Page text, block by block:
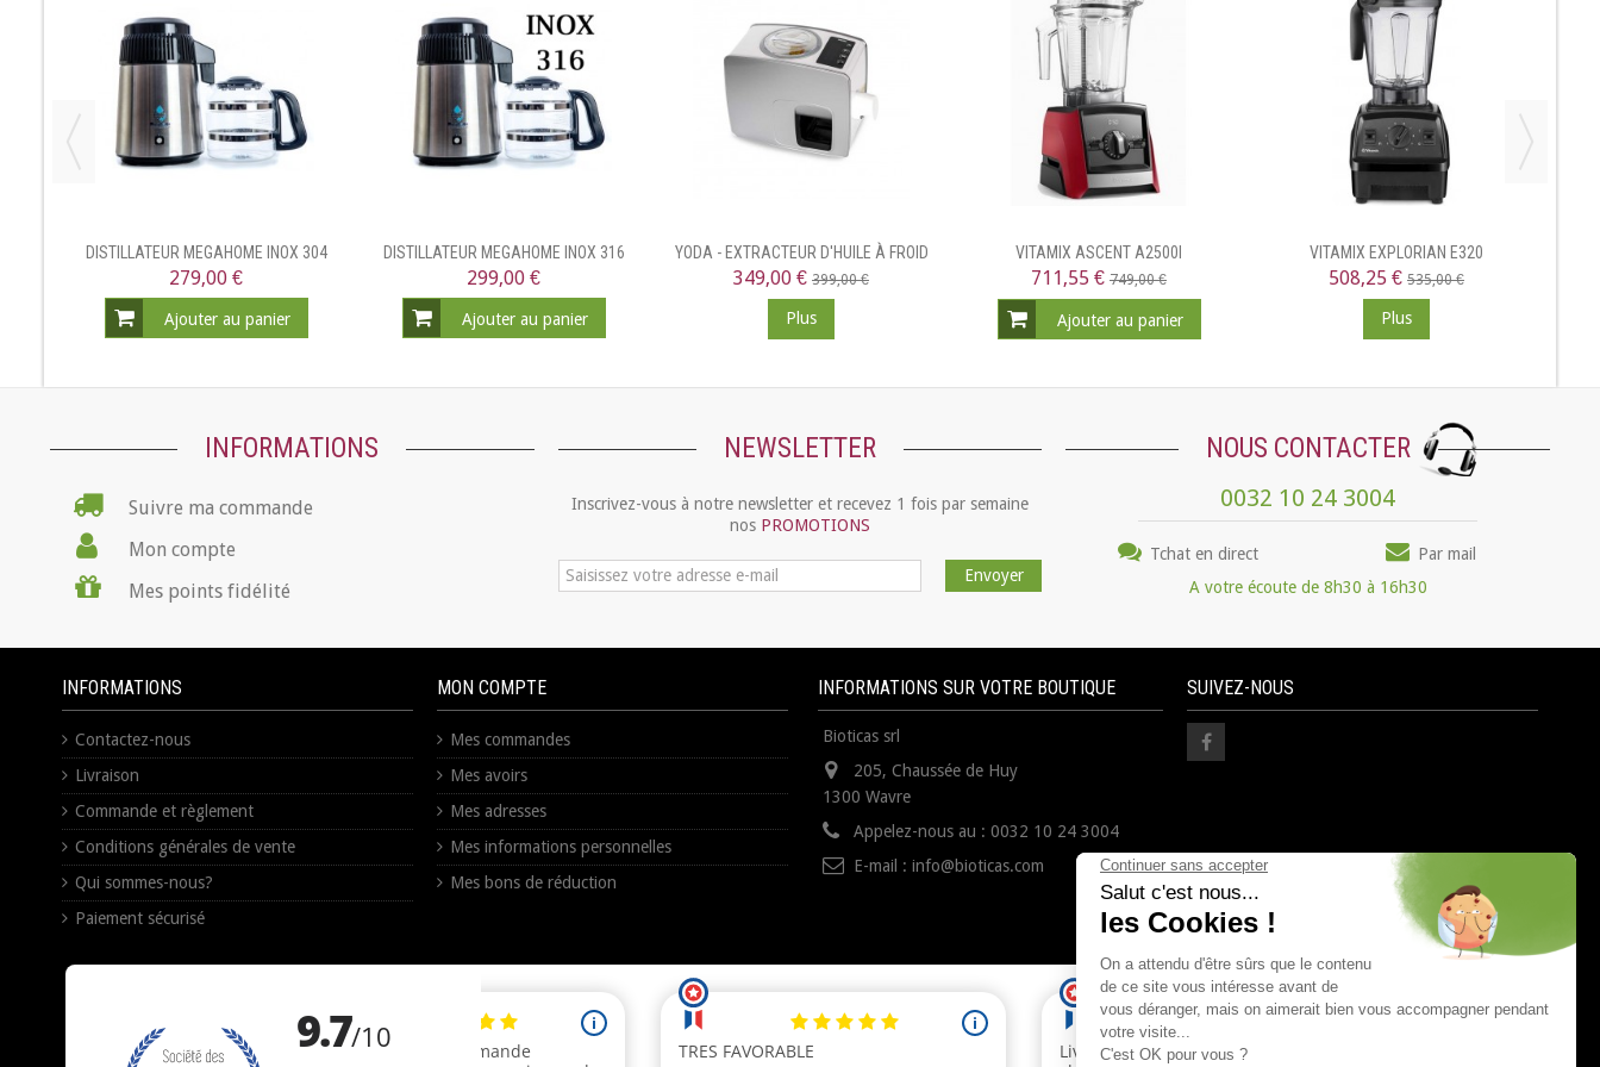
DISTILLATEUR MEGAHOME INOX 304
279,00 €
Ajouter au panier
DISTILLATEUR MEGAHOME INOX 316
299,00 €
Ajouter au panier
YODA - EXTRACTEUR D'HUILE À FROID
349,00 € 399,00 €
Plus
VITAMIX ASCENT A2500I
711,55 € 749,00 €
Ajouter au panier
VITAMIX EXPLORIAN E320
508,25 € 535,00 €
Plus
INFORMATIONS
Suivre ma commande
Mon compte
Mes points fidélité
NEWSLETTER
Inscrivez-vous à notre newsletter et recevez 1 fois par semaine
nos PROMOTIONS
Envoyer
NOUS CONTACTER
0032 10 24 3004
Tchat en direct
Par mail
A votre écoute de 8h30 à 16h30
INFORMATIONS
Contactez-nous
Livraison
Commande et règlement
Conditions générales de vente
Qui sommes-nous?
Paiement sécurisé
MON COMPTE
Mes commandes
Mes avoirs
Mes adresses
Mes informations personnelles
Mes bons de réduction
INFORMATIONS SUR VOTRE BOUTIQUE
Bioticas srl
205, Chaussée de Huy
1300 Wavre
Appelez-nous au : 0032 10 24 3004
E-mail : info@bioticas.com
SUIVEZ-NOUS